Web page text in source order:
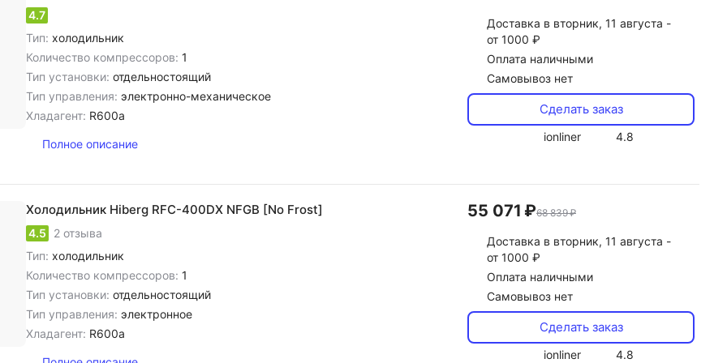
4.7
Тип: холодильник
Количество компрессоров: 1
Тип установки: отдельностоящий
Тип управления: электронно-механическое
Хладагент: R600a
Полное описание
Доставка в вторник, 11 августа -
от 1000 ₽
Оплата наличными
Самовывоз нет
Сделать заказ
ionliner 4.8
Холодильник Hiberg RFC-400DX NFGB [No Frost]
4.5
2 отзыва
Тип: холодильник
Количество компрессоров: 1
Тип установки: отдельностоящий
Тип управления: электронное
Хладагент: R600a
55 071 ₽68 839 ₽
Доставка в вторник, 11 августа -
от 1000 ₽
Оплата наличными
Самовывоз нет
Сделать заказ
ionliner 4.8